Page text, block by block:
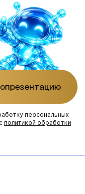
персональных
политикой обработки